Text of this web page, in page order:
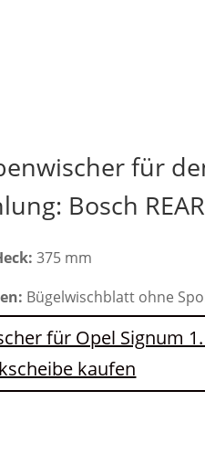
für
Bosch
375 mm
Bügelwischblatt ohne
für Opel Signum
kaufen